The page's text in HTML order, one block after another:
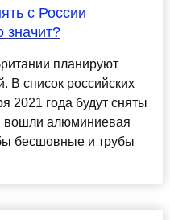
с России
значит?
планируют
В список российских
2021 года будут сняты
вошли алюминиевая
бесшовные и трубы